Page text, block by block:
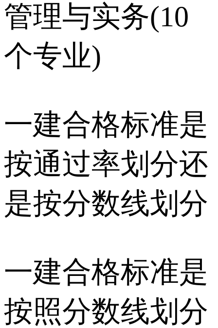
管理与实务(10
个专业)
一建合格标准是
按通过率划分还
是按分数线划分
一建合格标准是
按照分数线划分